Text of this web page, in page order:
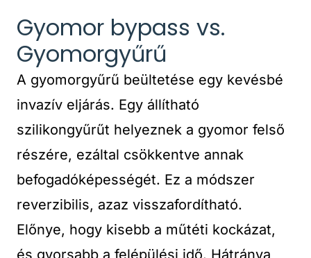
Gyomor bypass vs.
Gyomorgyűrű
A gyomorgyűrű beültetése egy kevésbé
invazív eljárás. Egy állítható
szilikongyűrűt helyeznek a gyomor felső
részére, ezáltal csökkentve annak
befogadóképességét. Ez a módszer
reverzibilis, azaz visszafordítható.
Előnye, hogy kisebb a műtéti kockázat,
és gyorsabb a felépülési idő. Hátránya